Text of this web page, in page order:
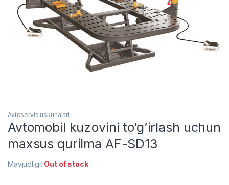
Avtoservis uskunalari
Avtomobil kuzovini to’g’irlash uchun
maxsus qurilma AF-SD13
Mavjudligi: Out of stock